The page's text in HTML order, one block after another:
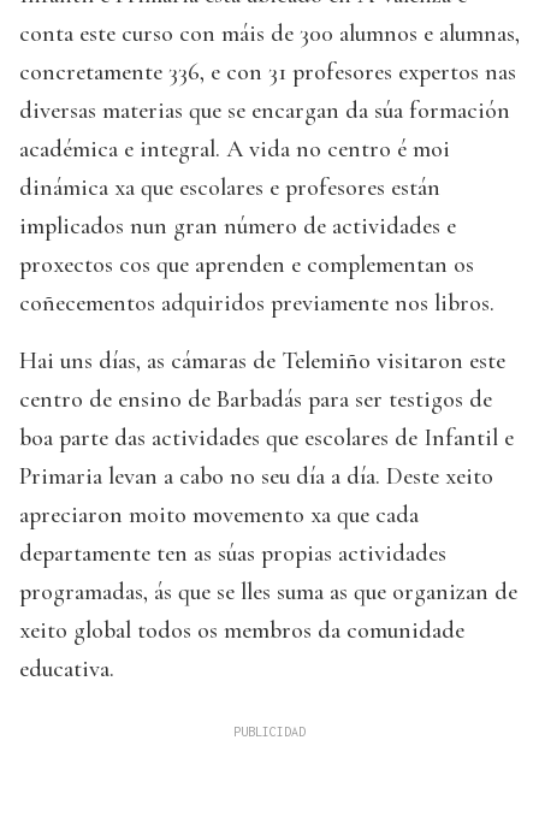
conta este curso con máis de 300 alumnos e alumnas,
concretamente 336, e con 31 profesores expertos nas
diversas materias que se encargan da súa formación
académica e integral. A vida no centro é moi
dinámica xa que escolares e profesores están
implicados nun gran número de actividades e
proxectos cos que aprenden e complementan os
coñecementos adquiridos previamente nos libros.
Hai uns días, as cámaras de Telemiño visitaron este
centro de ensino de Barbadás para ser testigos de
boa parte das actividades que escolares de Infantil e
Primaria levan a cabo no seu día a día. Deste xeito
apreciaron moito movemento xa que cada
departamente ten as súas propias actividades
programadas, ás que se lles suma as que organizan de
xeito global todos os membros da comunidade
educativa.